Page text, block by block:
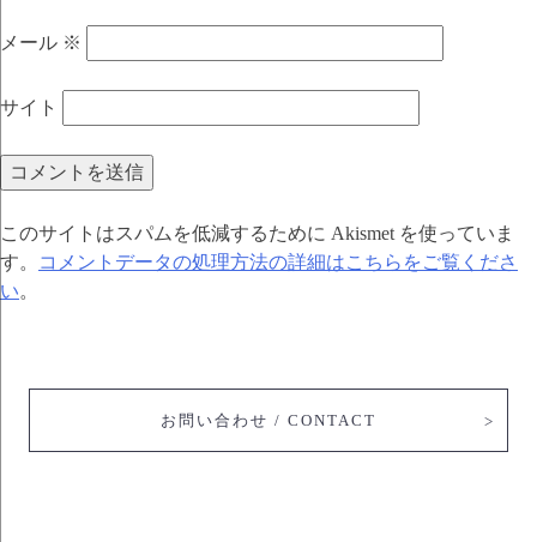
メール ※
サイト
このサイトはスパムを低減するために Akismet を使っていま
す。
コメントデータの処理方法の詳細はこちらをご覧くださ
い。
お問い合わせ / CONTACT